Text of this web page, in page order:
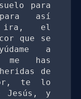
para
así
ira, el
que se
a
me has
de
te lo
Jesús, y